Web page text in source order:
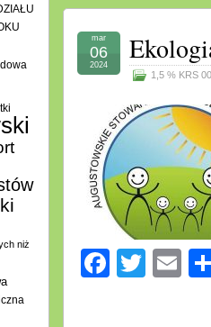
1,5 % KRS
mar
06
2024
niż